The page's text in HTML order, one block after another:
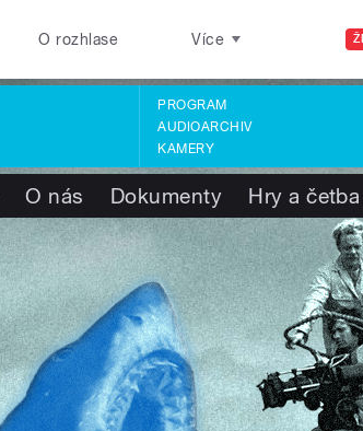
O rozhlase Více
PROGRAM
AUDIOARCHIV
KAMERY
O nás Dokumenty Hry a četba